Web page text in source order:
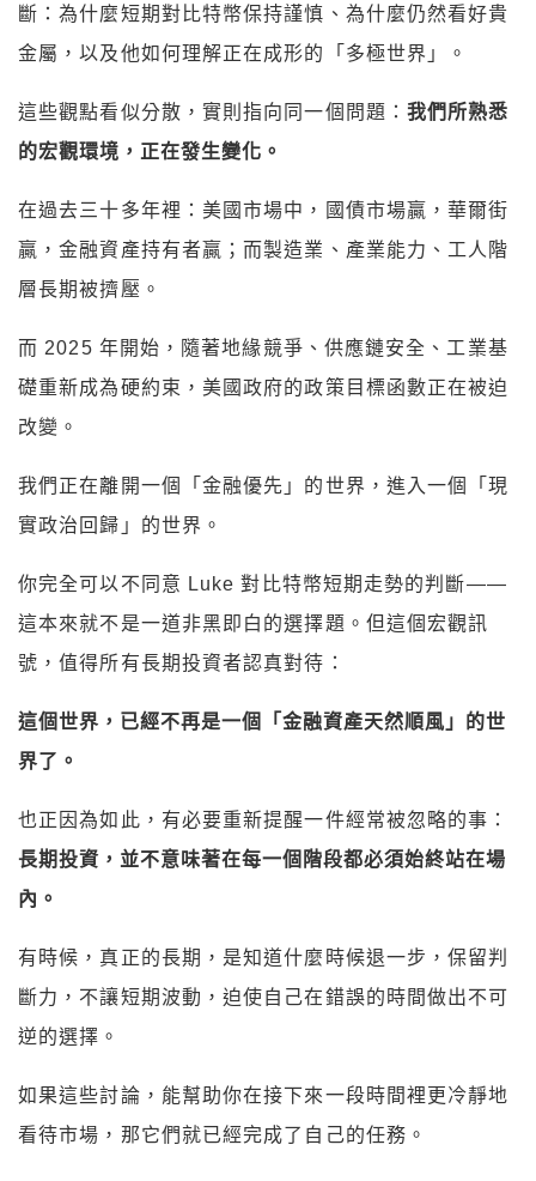
斷：為什麼短期對比特幣保持謹慎、為什麼仍然看好貴
金屬，以及他如何理解正在成形的「多極世界」。
這些觀點看似分散，實則指向同一個問題： 我們所熟悉
的宏觀環境，正在發生變化。
在過去三十多年裡：美國市場中，國債市場贏，華爾街
贏，金融資產持有者贏；而製造業、產業能力、工人階
層長期被擠壓。
而 2025 年開始，隨著地緣競爭、供應鏈安全、工業基
礎重新成為硬約束，美國政府的政策目標函數正在被迫
改變。
我們正在離開一個「金融優先」的世界，進入一個「現
實政治回歸」的世界。
你完全可以不同意 Luke 對比特幣短期走勢的判斷——
這本來就不是一道非黑即白的選擇題。但這個宏觀訊
號，值得所有長期投資者認真對待：
這個世界，已經不再是一個「金融資產天然順風」的世
界了。
也正因為如此，有必要重新提醒一件經常被忽略的事：
長期投資，並不意味著在每一個階段都必須始終站在場
內。
有時候，真正的長期，是知道什麼時候退一步，保留判
斷力，不讓短期波動，迫使自己在錯誤的時間做出不可
逆的選擇。
如果這些討論，能幫助你在接下來一段時間裡更冷靜地
看待市場，那它們就已經完成了自己的任務。